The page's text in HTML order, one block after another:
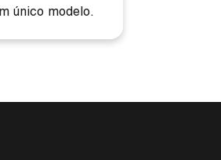
único modelo.